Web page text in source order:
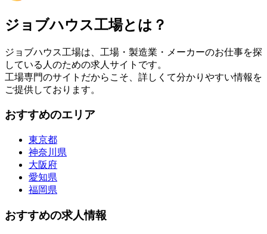
ジョブハウス工場とは？
ジョブハウス工場は、工場・製造業・メーカーのお仕事を探
している人のための求人サイトです。
工場専門のサイトだからこそ、詳しくて分かりやすい情報を
ご提供しております。
おすすめのエリア
東京都
神奈川県
大阪府
愛知県
福岡県
おすすめの求人情報